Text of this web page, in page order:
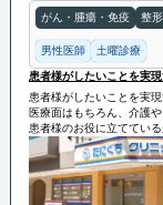
がん・腫瘍・免疫 整
男性医師 土曜診療
患者様がしたいことを実
患者様がしたいことを実
医療面はもちろん、介護
患者様のお役に立ててい
きます。